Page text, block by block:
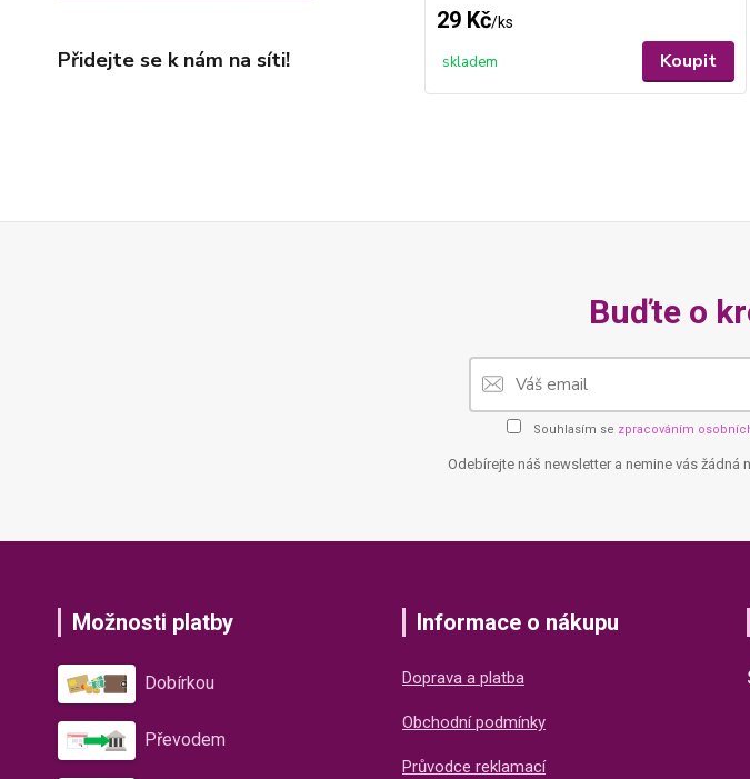
Přidejte se k nám na síti!
29 Kč/ks
skladem Koupit
Buďte o
Souhlasím se zpracováním
Odebírejte náš newsletter a nemine vás
Možnosti platby
Dobírkou
Převodem
Informace o nákupu
Doprava a platba
Obchodní podmínky
Průvodce reklamací